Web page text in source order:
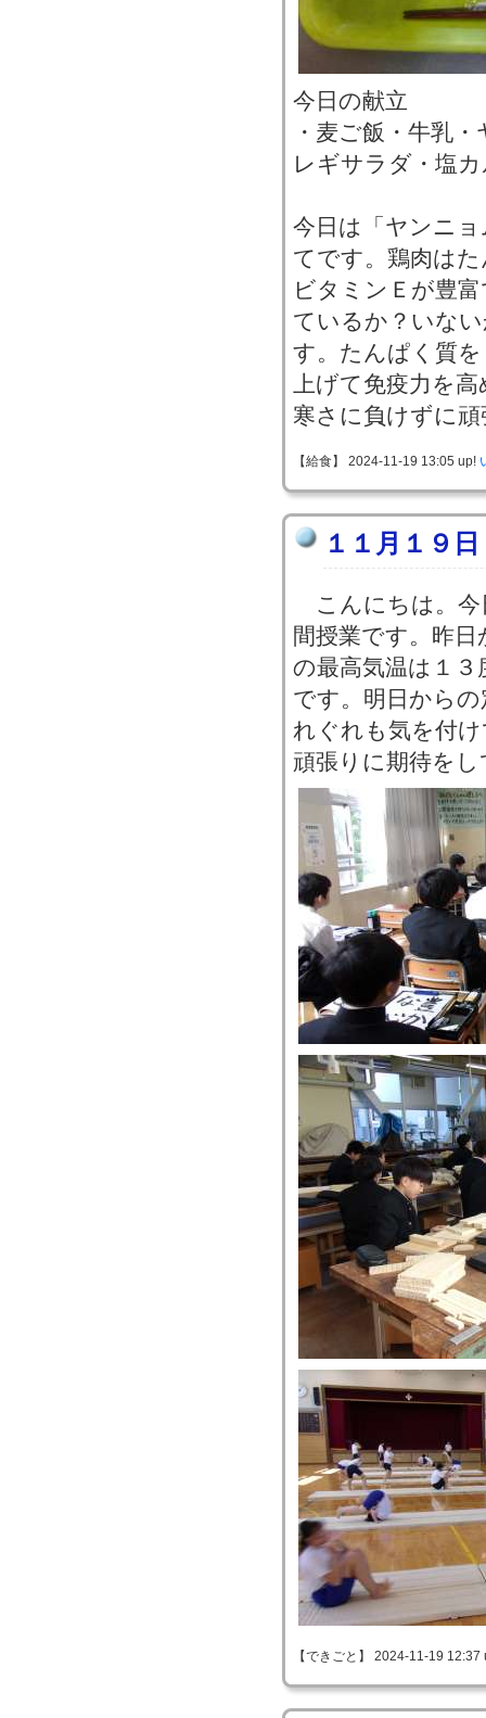
今日の献立
・麦ご飯・牛乳
レギサラダ・塩
今日は「ヤンニ
てです。鶏肉は
ビタミンＥが豊
ているか？いな
す。たんぱく質
上げて免疫力を
寒さに負けずに
【給食】 2024-11-19 13:05 up!
１１月１９
こんにちは。今
間授業です。昨
の最高気温は１３
です。明日から
れぐれも気を付
頑張りに期待を
【できごと】 2024-11-19